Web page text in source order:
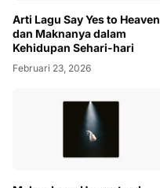
Arti Lagu Say Yes to Heaven
dan Maknanya dalam
Kehidupan Sehari-hari
Februari 23, 2026